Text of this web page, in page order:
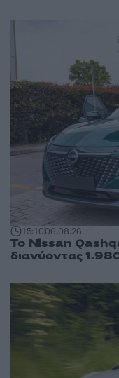
15:1006.08.26
Το Nissan
διανύοντας